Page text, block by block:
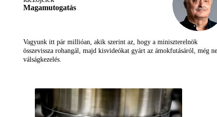
Magamutogatás
Vagyunk itt pár millióan, akik szerint az, hogy a miniszterelnök
összevissza rohangál, majd kisvideókat gyárt az ámokfutásáról, még
válságkezelés.